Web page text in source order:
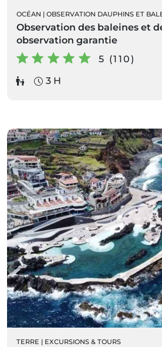
OCÉAN | OBSERVATION DAUPHINS ET
Observation des baleines et
observation garantie
5 (110)
3 H
TERRE | EXCURSIONS & TOURS